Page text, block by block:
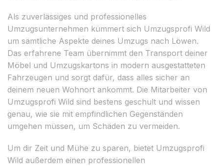
Als zuverlässiges und professionelles
Umzugsunternehmen kümmert sich Umzugsprofi Wild
um sämtliche Aspekte deines Umzugs nach Löwen.
Das erfahrene Team übernimmt den Transport deiner
Möbel und Umzugskartons in modern ausgestatteten
Fahrzeugen und sorgt dafür, dass alles sicher an
deinem neuen Wohnort ankommt. Die Mitarbeiter von
Umzugsprofi Wild sind bestens geschult und wissen
genau, wie sie mit empfindlichen Gegenständen
umgehen müssen, um Schäden zu vermeiden.
Um dir Zeit und Mühe zu sparen, bietet Umzugsprofi
Wild außerdem einen professionellen